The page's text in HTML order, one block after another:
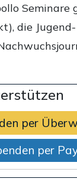
Seminare
die
per
per